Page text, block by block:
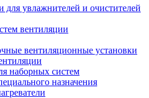
увлажнителей и очистителей
вентиляции
вентиляционные установки
наборных систем
назначения